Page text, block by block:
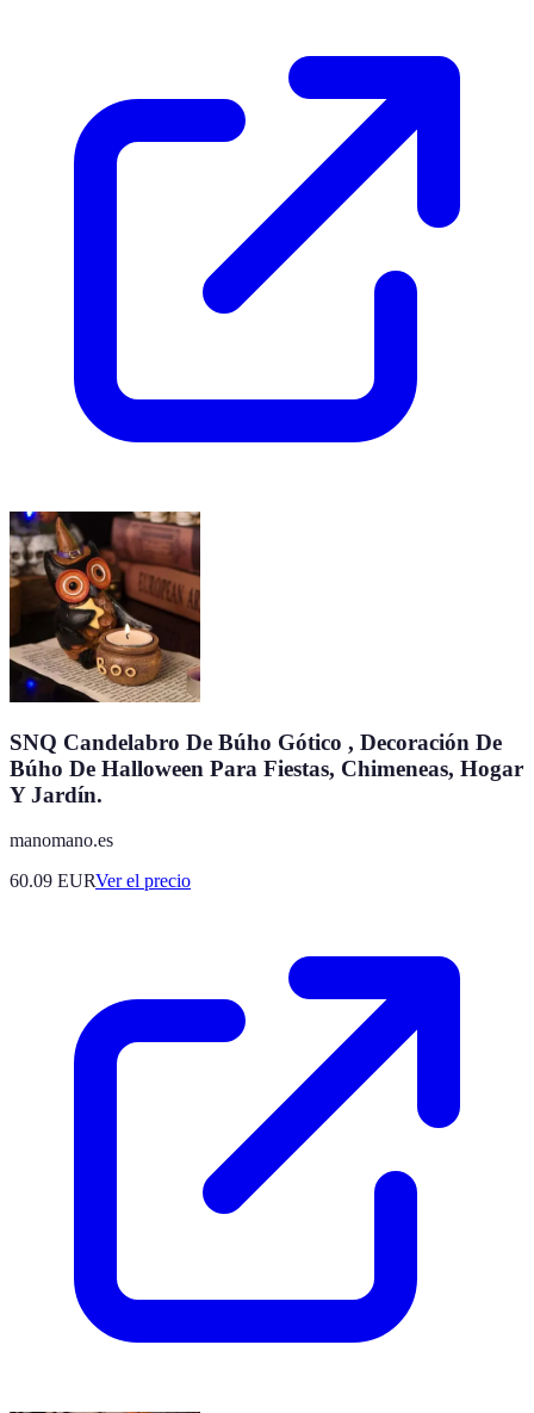
SNQ Candelabro De Búho Gótico , Decoración De
Búho De Halloween Para Fiestas, Chimeneas, Hogar
Y Jardín.
manomano.es
60.09 EURVer el precio